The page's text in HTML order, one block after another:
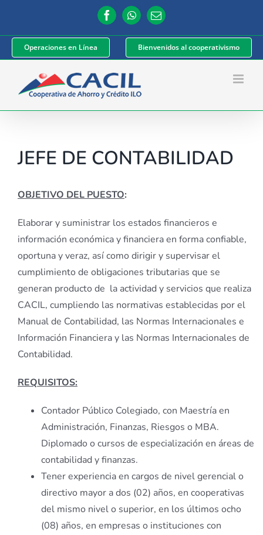
contenido
FacebookWhatsApp
Correo
electrónico
Operaciones en Línea Bienvenidos al cooperativismo
JEFE DE CONTABILIDAD
OBJETIVO DEL PUESTO:
Elaborar y suministrar los estados financieros e
información económica y financiera en forma confiable,
oportuna y veraz, así como dirigir y supervisar el
cumplimiento de obligaciones tributarias que se
generan producto de la actividad y servicios que realiza
CACIL, cumpliendo las normativas establecidas por el
Manual de Contabilidad, las Normas Internacionales e
Información Financiera y las Normas Internacionales de
Contabilidad.
REQUISITOS:
Contador Público Colegiado, con Maestría en
Administración, Finanzas, Riesgos o MBA.
Diplomado o cursos de especialización en áreas de
contabilidad y finanzas.
Tener experiencia en cargos de nivel gerencial o
directivo mayor a dos (02) años, en cooperativas
del mismo nivel o superior, en los últimos ocho
(08) años, en empresas o instituciones con